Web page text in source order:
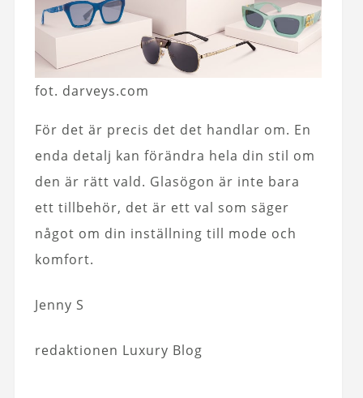
fot. darveys.com
För det är precis det det handlar om. En
enda detalj kan förändra hela din stil om
den är rätt vald. Glasögon är inte bara
ett tillbehör, det är ett val som säger
något om din inställning till mode och
komfort.
Jenny S
redaktionen Luxury Blog